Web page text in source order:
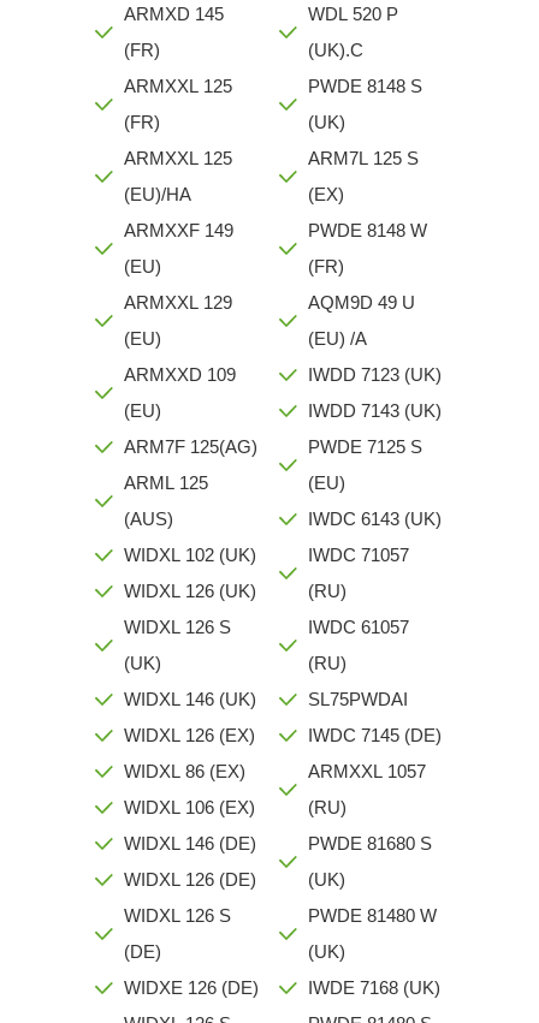
ARMXD 145
(FR)
ARMXXL 125
(FR)
ARMXXL 125
(EU)/HA
ARMXXF 149
(EU)
ARMXXL 129
(EU)
ARMXXD 109
(EU)
ARM7F 125(AG)
ARML 125
(AUS)
WIDXL 102 (UK)
WIDXL 126 (UK)
WIDXL 126 S
(UK)
WIDXL 146 (UK)
WIDXL 126 (EX)
WIDXL 86 (EX)
WIDXL 106 (EX)
WIDXL 146 (DE)
WIDXL 126 (DE)
WIDXL 126 S
(DE)
WIDXE 126 (DE)
WDL 520 P
(UK).C
PWDE 8148 S
(UK)
ARM7L 125 S
(EX)
PWDE 8148 W
(FR)
AQM9D 49 U
(EU) /A
IWDD 7123 (UK)
IWDD 7143 (UK)
PWDE 7125 S
(EU)
IWDC 6143 (UK)
IWDC 71057
(RU)
IWDC 61057
(RU)
SL75PWDAI
IWDC 7145 (DE)
ARMXXL 1057
(RU)
PWDE 81680 S
(UK)
PWDE 81480 W
(UK)
IWDE 7168 (UK)